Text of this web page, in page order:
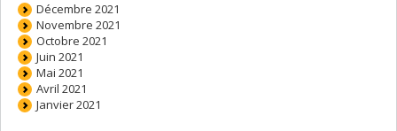
Décembre 2021
Novembre 2021
Octobre 2021
Juin 2021
Mai 2021
Avril 2021
Janvier 2021